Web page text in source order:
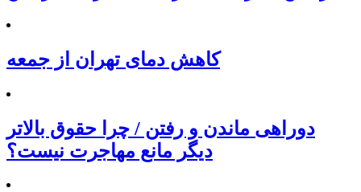
کاهش دمای تهران از جمعه
دوراهی ماندن و رفتن / چرا حقوق بالاتر
دیگر مانع مهاجرت نیست؟